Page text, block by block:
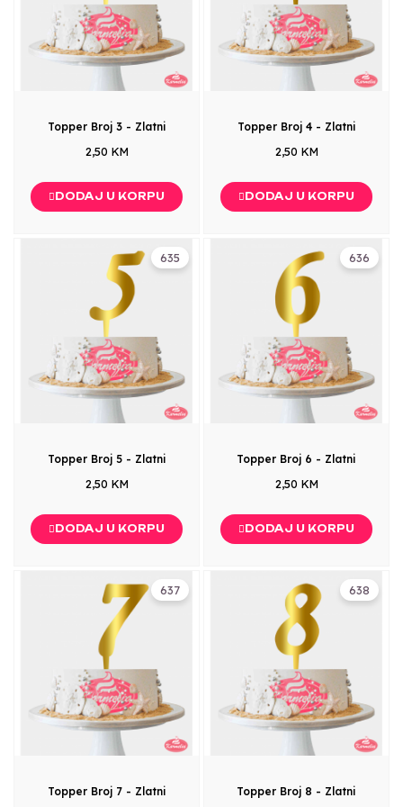
Topper Broj 3 - Zlatni
2,50 KM
DODAJ U KORPU
Topper Broj 4 - Zlatni
2,50 KM
DODAJ U KORPU
635
Topper Broj 5 - Zlatni
2,50 KM
DODAJ U KORPU
636
Topper Broj 6 - Zlatni
2,50 KM
DODAJ U KORPU
637
Topper Broj 7 - Zlatni
638
Topper Broj 8 - Zlatni